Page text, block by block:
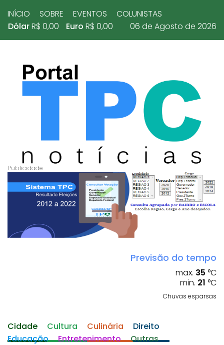
INÍCIO SOBRE EVENTOS
COLUNISTAS
DólarR$ 0,00 Euro R$ 0,00 06 de Agosto de 2026
Previsão do tempo
max. 35 °C
min. 21 °C
Chuvas esparsas
Cidade Cultura Culinária
Direito
Educação
Entretenimento Outras